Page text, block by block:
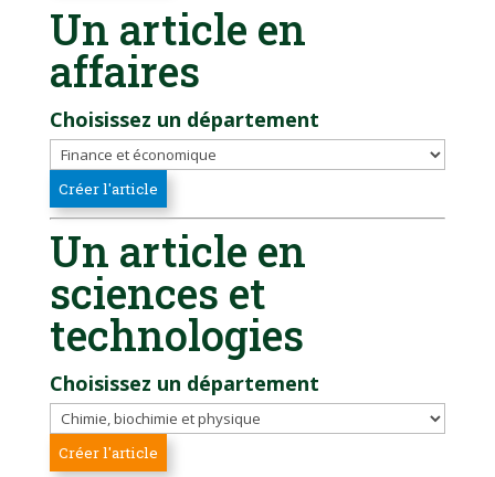
Un article en
affaires
Choisissez un département
Un article en
sciences et
technologies
Choisissez un département